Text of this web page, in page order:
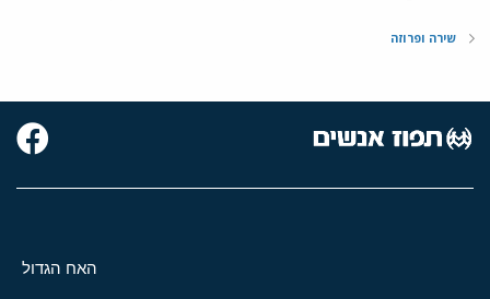
שירה ופרוזה
האח הגדול